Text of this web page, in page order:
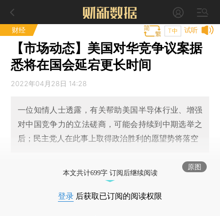
财经 试听
T中
【市场动态】美国对华竞争议案据
悉将在国会延宕更长时间
2022年04月28日 14:28
一位知情人士透露，有关帮助美国半导体行业、增强
对中国竞争力的立法磋商，可能会持续到中期选举之
后；民主党人在此事上取得政治胜利的愿望势将落空
原图
本文共计699字 订阅后继续阅读
登录 后获取已订阅的阅读权限